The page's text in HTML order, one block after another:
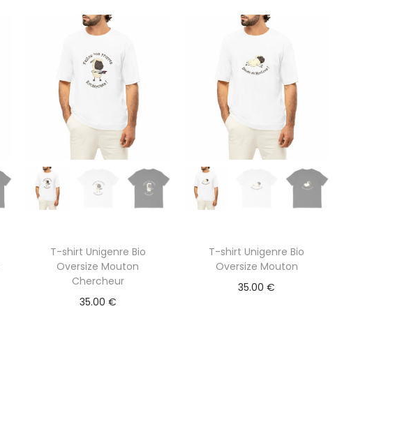
T-shirt Unigenre Bio
Oversize Mouton
Chercheur
35.00 €
T-shirt Unigenre Bio
Oversize Mouton
35.00 €